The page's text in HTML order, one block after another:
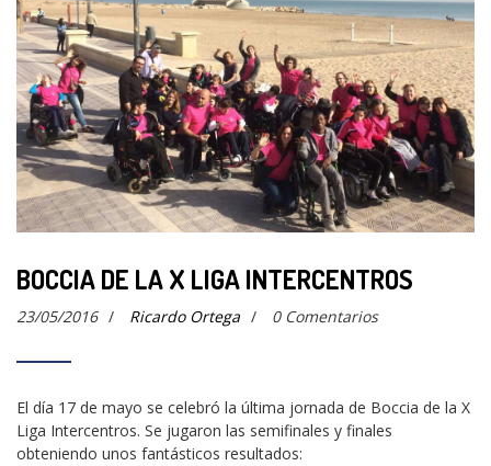
BOCCIA DE LA X LIGA INTERCENTROS
23/05/2016 / Ricardo Ortega / 0 Comentarios
El día 17 de mayo se celebró la última jornada de Boccia de la X
Liga Intercentros. Se jugaron las semifinales y finales
obteniendo unos fantásticos resultados: